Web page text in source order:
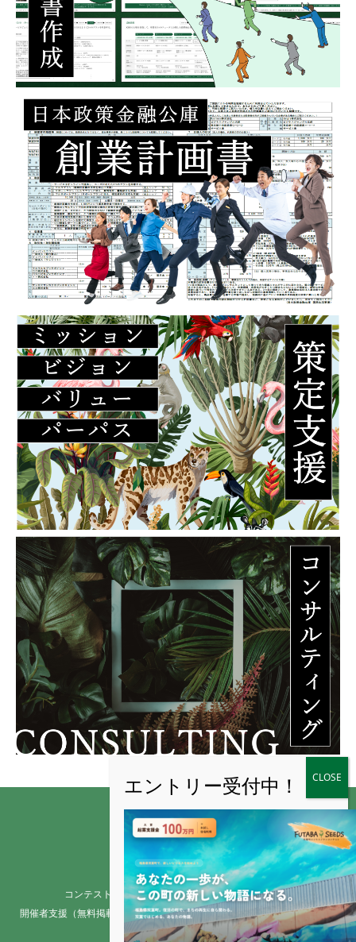
コンテスト検索（Top） DB概要
参加者支援
開催者支援（無料掲載など）
お問い合わせ プライバシーポリシー